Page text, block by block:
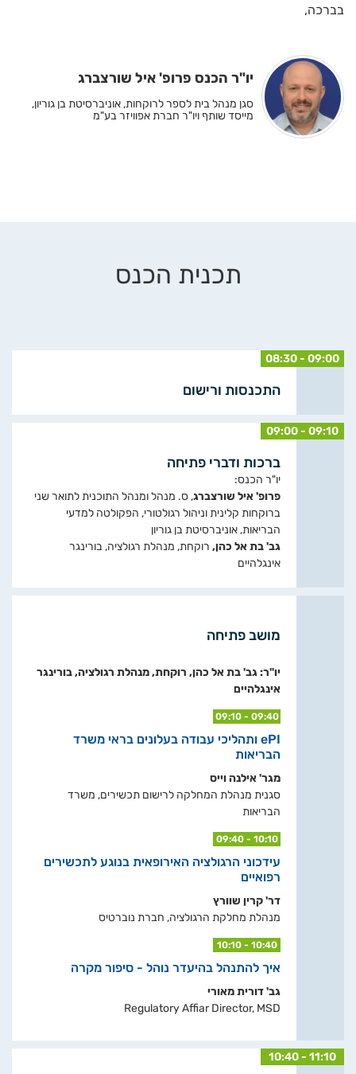
יו"ר הכנס פרופ' איל שורצברג
סגן מנהל בית לספר לרוקחות, אוניברסיטת בן גוריון,
מייסד שותף ויו"ר חברת אפוויזר בע"מ
בברכה,
תכנית הכנס
08:30 - 09:00
התכנסות ורישום
09:00 - 09:10
ברכות ודברי פתיחה
יו"ר הכנס:
פרופ' איל שורצברג, ס. מנהל ומנהל התוכנית לתואר שני
ברוקחות קלינית וניהול רגולטורי, הפקולטה למדעי
הבריאות, אוניברסיטת בן גוריון
גב' בת אל כהן, רוקחת, מנהלת רגולציה, בורינגר
אינגלהיים
מושב פתיחה
יו"ר: גב' בת אל כהן, רוקחת, מנהלת רגולציה, בורינגר
אינגלהיים
09:10 - 09:40
ePI ותהליכי עבודה בעלונים בראי משרד
הבריאות
מגר' אילנה וייס
סגנית מנהלת המחלקה לרישום תכשירים, משרד
הבריאות
09:40 - 10:10
עידכוני הרגולציה האירופאית בנוגע לתכשירים
רפואיים
דר' קרין שוורץ
מנהלת מחלקת הרגולציה, חברת נוברטיס
10:10 - 10:40
איך להתנהל בהיעדר נוהל - סיפור מקרה
גב' דורית מאורי
Regulatory Affiar Director, MSD
10:40 - 11:10